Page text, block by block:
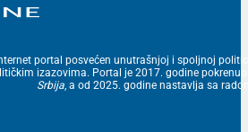
portal posvećen unutrašnjoj i spoljnoj
izazovima. Portal je 2017. godine
Srbija , a od 2025. godine nastavlja sa